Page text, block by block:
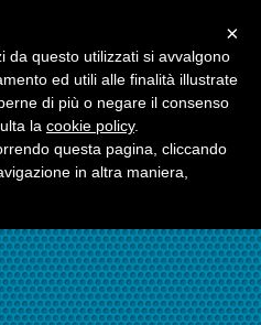
×
da questo utilizzati si avvalgono
ed utili alle finalità illustrate
di più o negare il consenso
la cookie policy.
questa pagina, cliccando
in altra maniera,